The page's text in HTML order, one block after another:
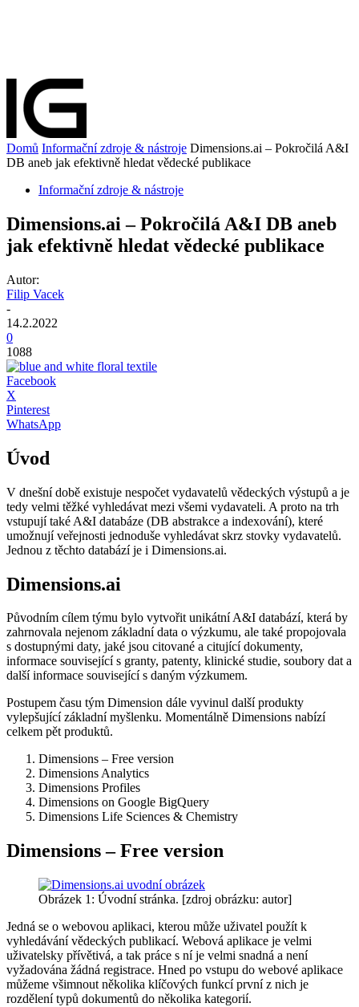
Domů Informační zdroje & nástroje Dimensions.ai – Pokročilá A&I
DB aneb jak efektivně hledat vědecké publikace
Informační zdroje & nástroje
Dimensions.ai – Pokročilá A&I DB aneb
jak efektivně hledat vědecké publikace
Autor:
Filip Vacek
-
14.2.2022
0
1088
Facebook
X
Pinterest
WhatsApp
Úvod
V dnešní době existuje nespočet vydavatelů vědeckých výstupů a je
tedy velmi těžké vyhledávat mezi všemi vydavateli. A proto na trh
vstupují také A&I databáze (DB abstrakce a indexování), které
umožnují veřejnosti jednoduše vyhledávat skrz stovky vydavatelů.
Jednou z těchto databází je i Dimensions.ai.
Dimensions.ai
Původním cílem týmu bylo vytvořit unikátní A&I databází, která by
zahrnovala nejenom základní data o výzkumu, ale také propojovala
s dostupnými daty, jaké jsou citované a citující dokumenty,
informace související s granty, patenty, klinické studie, soubory dat a
další informace související s daným výzkumem.
Postupem času tým Dimension dále vyvinul další produkty
vylepšující základní myšlenku. Momentálně Dimensions nabízí
celkem pět produktů.
Dimensions – Free version
Dimensions Analytics
Dimensions Profiles
Dimensions on Google BigQuery
Dimensions Life Sciences & Chemistry
Dimensions – Free version
Obrázek 1: Úvodní stránka. [zdroj obrázku: autor]
Jedná se o webovou aplikaci, kterou může uživatel použít k
vyhledávání vědeckých publikací. Webová aplikace je velmi
uživatelsky přívětivá, a tak práce s ní je velmi snadná a není
vyžadována žádná registrace. Hned po vstupu do webové aplikace
můžeme všimnout několika klíčových funkcí první z nich je
rozdělení typů dokumentů do několika kategorií.